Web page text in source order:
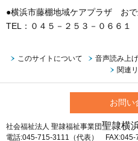
●横浜市藤棚地域ケアプラザ おで
TEL：０４５－２５３－０６６１
このサイトについて 音声読み上
関連
お問い
社会福祉法人 聖隷福祉事業団聖隷横
電話:045-715-3111（代表） FAX:045-